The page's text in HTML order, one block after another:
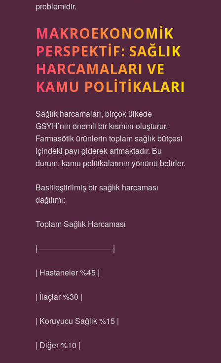
problemidir.
MAKROEKONOMIK
PERSPEKTIF: SAĞLIK
HARCAMALARI VE
KAMU POLITIKALARI
Sağlık harcamaları, birçok ülkede
GSYH’nin önemli bir kısmını oluşturur.
Farmasötik ürünlerin toplam sağlık bütçesi
içindeki payı giderek artmaktadır. Bu
durum, kamu politikalarının yönünü belirler.
Basitleştirilmiş bir sağlık harcaması
dağılımı:
Toplam Sağlık Harcaması
|—————————–|
| Hastaneler %45 |
| İlaçlar %30 |
| Koruyucu Sağlık %15 |
| Diğer %10 |